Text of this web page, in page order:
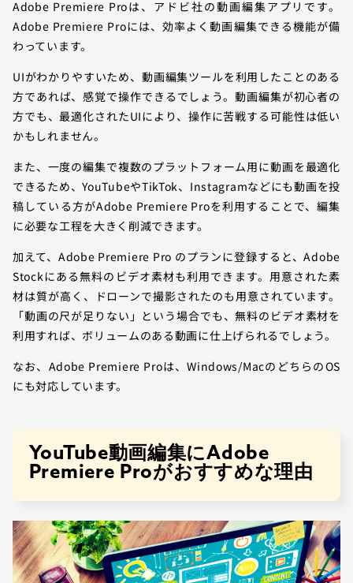
Adobe Premiere Proは、アドビ社の動画編集アプリです。
Adobe Premiere Proには、効率よく動画編集できる機能が備
わっています。
UIがわかりやすいため、動画編集ツールを利用したことのある
方であれば、感覚で操作できるでしょう。動画編集が初心者の
方でも、最適化されたUIにより、操作に苦戦する可能性は低い
かもしれません。
また、一度の編集で複数のプラットフォーム用に動画を最適化
できるため、YouTubeやTikTok、Instagramなどにも動画を投
稿している方がAdobe Premiere Proを利用することで、編集
に必要な工程を大きく削減できます。
加えて、Adobe Premiere Pro のプランに登録すると、Adobe
Stockにある無料のビデオ素材も利用できます。用意された素
材は質が高く、ドローンで撮影されたのも用意されています。
「動画の尺が足りない」という場合でも、無料のビデオ素材を
利用すれば、ボリュームのある動画に仕上げられるでしょう。
なお、Adobe Premiere Proは、Windows/MacのどちらのOS
にも対応しています。
YouTube動画編集にAdobe
Premiere Proがおすすめな理由